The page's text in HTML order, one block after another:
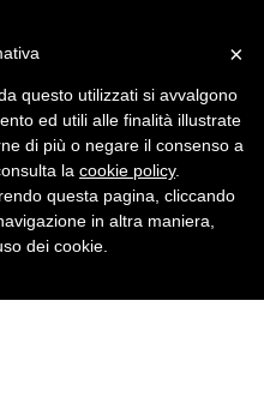
prefisso?
telefonate a numeri
×
questo utilizzati si avvalgono
ed utili alle finalità illustrate
di più o negare il consenso a
la cookie policy.
questa pagina, cliccando
in altra maniera,
dei cookie.